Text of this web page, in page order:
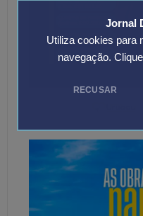
Jornal
Utiliza cookies para
navegação.
RECUSAR